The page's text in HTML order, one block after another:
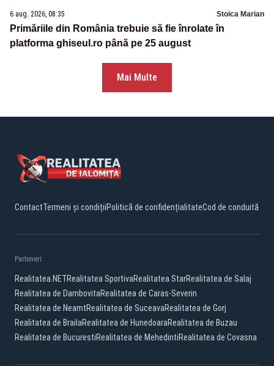
6 aug. 2026, 08:35 Stoica Marian
Primăriile din România trebuie să fie înrolate în
platforma ghiseul.ro până pe 25 august
Mai Multe
ContactTermeni și condițiiPolitică de confidențialitateCod de conduită
Parteneri:
Realitatea.NETRealitatea SportivaRealitatea StarRealitatea de Salaj
Realitatea de DambovitaRealitatea de Caras-Severin
Realitatea de NeamtRealitatea de SuceavaRealitatea de Gorj
Realitatea de BrailaRealitatea de HunedoaraRealitatea de Buzau
Realitatea de BucurestiRealitatea de MehedintiRealitatea de Covasna